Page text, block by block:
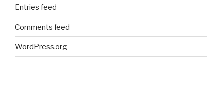
Entries feed
Comments feed
WordPress.org